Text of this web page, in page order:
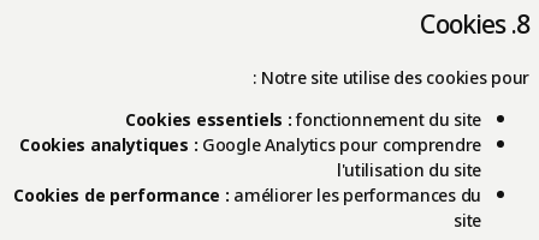
8. Cookies
Notre site utilise des cookies pour :
Cookies essentiels :fonctionnement du site
Cookies analytiques :Google Analytics pour comprendre
l'utilisation du site
Cookies de performance :améliorer les performances du
site